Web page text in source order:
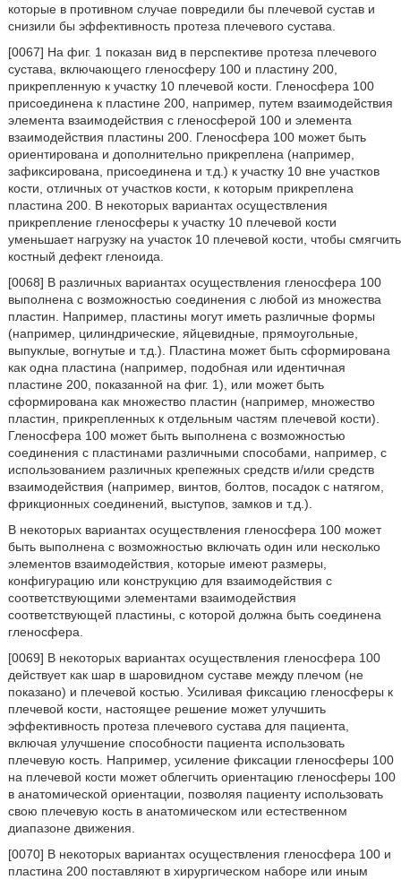
которые в противном случае повредили бы плечевой сустав и
снизили бы эффективность протеза плечевого сустава.
[0067] На фиг. 1 показан вид в перспективе протеза плечевого
сустава, включающего гленосферу 100 и пластину 200,
прикрепленную к участку 10 плечевой кости. Гленосфера 100
присоединена к пластине 200, например, путем взаимодействия
элемента взаимодействия с гленосферой 100 и элемента
взаимодействия пластины 200. Гленосфера 100 может быть
ориентирована и дополнительно прикреплена (например,
зафиксирована, присоединена и т.д.) к участку 10 вне участков
кости, отличных от участков кости, к которым прикреплена
пластина 200. В некоторых вариантах осуществления
прикрепление гленосферы к участку 10 плечевой кости
уменьшает нагрузку на участок 10 плечевой кости, чтобы смягчить
костный дефект гленоида.
[0068] В различных вариантах осуществления гленосфера 100
выполнена с возможностью соединения с любой из множества
пластин. Например, пластины могут иметь различные формы
(например, цилиндрические, яйцевидные, прямоугольные,
выпуклые, вогнутые и т.д.). Пластина может быть сформирована
как одна пластина (например, подобная или идентичная
пластине 200, показанной на фиг. 1), или может быть
сформирована как множество пластин (например, множество
пластин, прикрепленных к отдельным частям плечевой кости).
Гленосфера 100 может быть выполнена с возможностью
соединения с пластинами различными способами, например, с
использованием различных крепежных средств и/или средств
взаимодействия (например, винтов, болтов, посадок с натягом,
фрикционных соединений, выступов, замков и т.д.).
В некоторых вариантах осуществления гленосфера 100 может
быть выполнена с возможностью включать один или несколько
элементов взаимодействия, которые имеют размеры,
конфигурацию или конструкцию для взаимодействия с
соответствующими элементами взаимодействия
соответствующей пластины, с которой должна быть соединена
гленосфера.
[0069] В некоторых вариантах осуществления гленосфера 100
действует как шар в шаровидном суставе между плечом (не
показано) и плечевой костью. Усиливая фиксацию гленосферы к
плечевой кости, настоящее решение может улучшить
эффективность протеза плечевого сустава для пациента,
включая улучшение способности пациента использовать
плечевую кость. Например, усиление фиксации гленосферы 100
на плечевой кости может облегчить ориентацию гленосферы 100
в анатомической ориентации, позволяя пациенту использовать
свою плечевую кость в анатомическом или естественном
диапазоне движения.
[0070] В некоторых вариантах осуществления гленосфера 100 и
пластина 200 поставляют в хирургическом наборе или иным